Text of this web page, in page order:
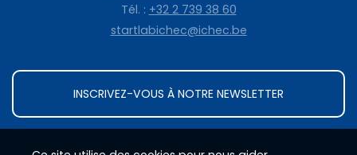
Tél. : +32 2 739 38 60
startlabichec@ichec.be
INSCRIVEZ-VOUS À NOTRE NEWSLETTER